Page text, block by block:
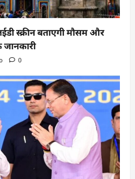
स्क्रीन बताएगी मौसम और
जानकारी
0